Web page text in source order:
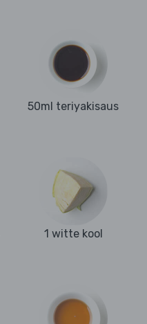
50ml teriyakisaus
1 witte kool